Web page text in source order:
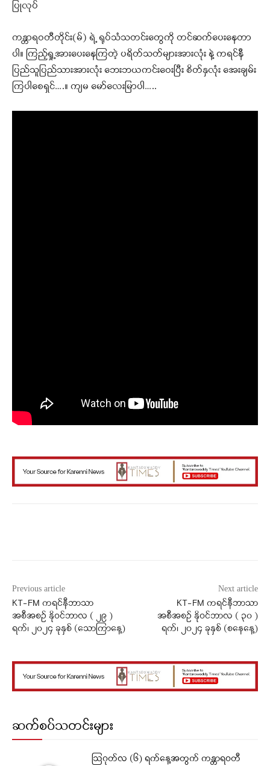
ပြုလုပ်
ကန္တာရဝတီတိုင်း(မ်) ရဲ့ ရုပ်သံသတင်းတွေကို တင်ဆက်ပေးနေတာ
ပါ။ ကြည့်ရှု့အားပေးနေကြတဲ့ ပရိတ်သတ်များအားလုံး နဲ့ ကရင်နီ
ပြည်သူပြည်သားအားလုံး ဘေးဘယကင်းဝေးပြီး စိတ်နှလုံး အေးချမ်း
ကြပါစေရှင်….။ ကျမ မော်လေးမြာပါ…..
Previous article
KT-FM ကရင်နီဘာသာ
အစီအစဉ် နိုဝင်ဘာလ ( ၂၉ )
ရက်၊ ၂၀၂၄ ခုနှစ် (သောကြာနေ့)
Next article
KT-FM ကရင်နီဘာသာ
အစီအစဉ် နိုဝင်ဘာလ ( ၃၀ )
ရက်၊ ၂၀၂၄ ခုနှစ် (စနေနေ့)
ဆက်စပ်သတင်းများ
ဩဂုတ်လ (၆) ရက်နေ့အတွက် ကန္တာရဝတီ